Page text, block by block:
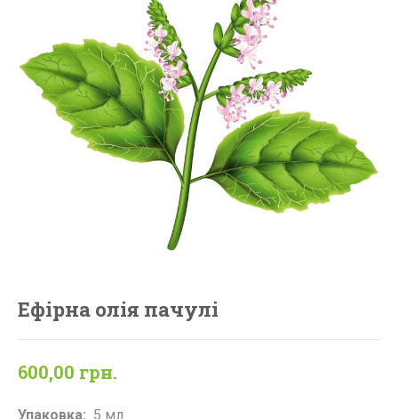
Ефірна олія пачулі
600,00 грн.
Упаковка: 5 мл